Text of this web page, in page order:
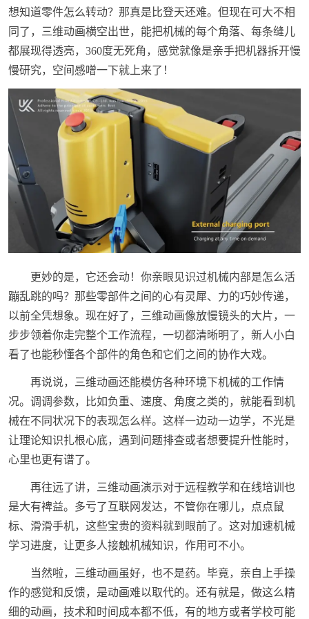
想知道零件怎么转动？那真是比登天还难。但现在可大不相
同了，三维动画横空出世，能把机械的每个角落、每条缝儿
都展现得透亮，360度无死角，感觉就像是亲手把机器拆开慢
慢研究，空间感噌一下就上来了！
更妙的是，它还会动！你亲眼见识过机械内部是怎么活
蹦乱跳的吗？那些零部件之间的心有灵犀、力的巧妙传递，
以前全凭想象。现在好了，三维动画像放慢镜头的大片，一
步步领着你走完整个工作流程，一切都清晰明了，新人小白
看了也能秒懂各个部件的角色和它们之间的协作大戏。
再说说，三维动画还能模仿各种环境下机械的工作情
况。调调参数，比如负重、速度、角度之类的，就能看到机
械在不同状况下的表现怎么样。这样一边动一边学，不光是
让理论知识扎根心底，遇到问题排查或者想要提升性能时，
心里也更有谱了。
再往远了讲，三维动画演示对于远程教学和在线培训也
是大有裨益。多亏了互联网发达，不管你在哪儿，点点鼠
标、滑滑手机，这些宝贵的资料就到眼前了。这对加速机械
学习进度，让更多人接触机械知识，作用可不小。
当然啦，三维动画虽好，也不是药。毕竟，亲自上手操
作的感觉和反馈，是动画难以取代的。还有就是，做这么精
细的动画，技术和时间成本都不低，有的地方或者学校可能